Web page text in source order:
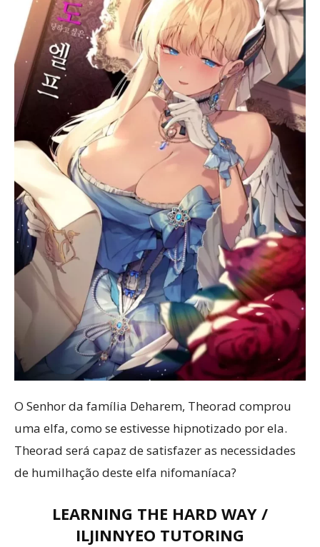
O Senhor da família Deharem, Theorad comprou
uma elfa, como se estivesse hipnotizado por ela.
Theorad será capaz de satisfazer as necessidades
de humilhação deste elfa nifomaníaca?
LEARNING THE HARD WAY /
ILJINNYEO TUTORING